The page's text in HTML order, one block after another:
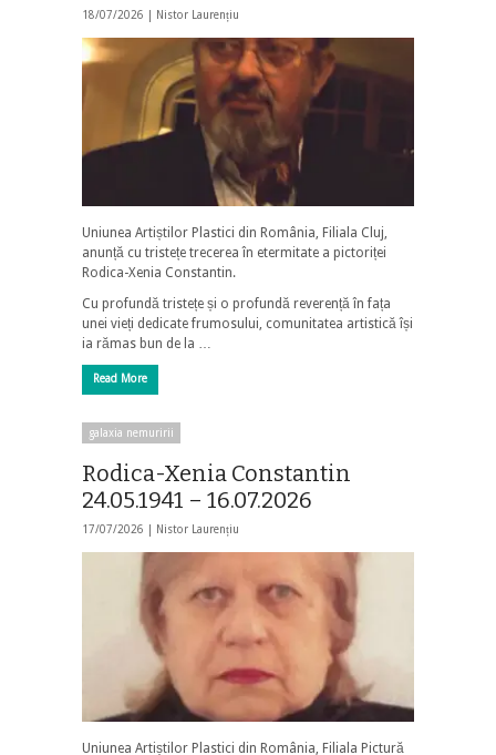
18/07/2026 | Nistor Laurențiu
Uniunea Artiștilor Plastici din România, Filiala Cluj,
anunță cu tristețe trecerea în etermitate a pictoriței
Rodica-Xenia Constantin.
Cu profundă tristețe și o profundă reverență în fața
unei vieți dedicate frumosului, comunitatea artistică își
ia rămas bun de la …
Read More
galaxia nemuririi
Rodica-Xenia Constantin
24.05.1941 – 16.07.2026
17/07/2026 | Nistor Laurențiu
Uniunea Artiștilor Plastici din România, Filiala Pictură